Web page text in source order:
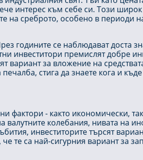
интерес към себе си. Този широк
на среброто, особено в периоди
годините се наблюдават доста
инвеститори премислят добре
вариант за вложение на
стига да знаете кога и
фактори - както икономически,
валутните колебания, нивата на
инвеститорите търсят
те са най-сигурния вариант за